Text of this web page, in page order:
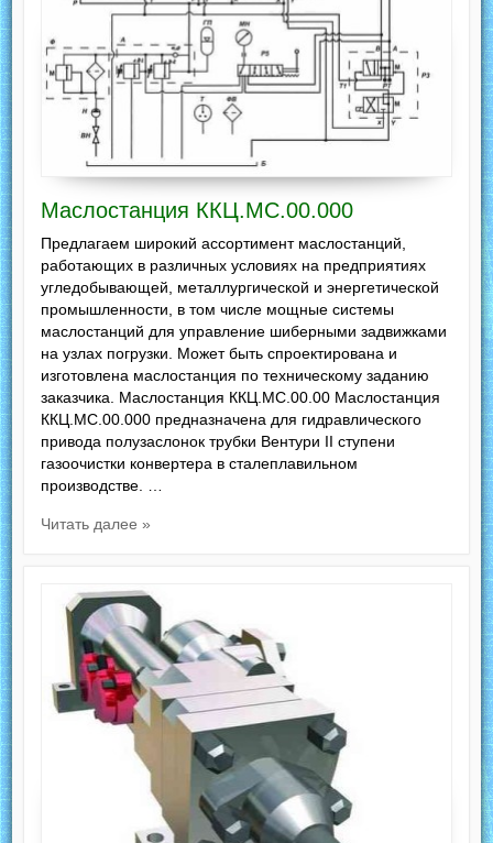
Маслостанция ККЦ.МС.00.000
Предлагаем широкий ассортимент маслостанций,
работающих в различных условиях на предприятиях
угледобывающей, металлургической и энергетической
промышленности, в том числе мощные системы
маслостанций для управление шиберными задвижками
на узлах погрузки. Может быть спроектирована и
изготовлена маслостанция по техническому заданию
заказчика. Маслостанция ККЦ.МС.00.00 Маслостанция
ККЦ.МС.00.000 предназначена для гидравлического
привода полузаслонок трубки Вентури II ступени
газоочистки конвертера в сталеплавильном
производстве. …
Читать далее »